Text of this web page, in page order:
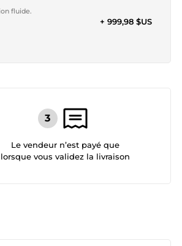
fluide.
+ 999,98 $US
Le vendeur n’est payé que
lorsque vous validez la livraison